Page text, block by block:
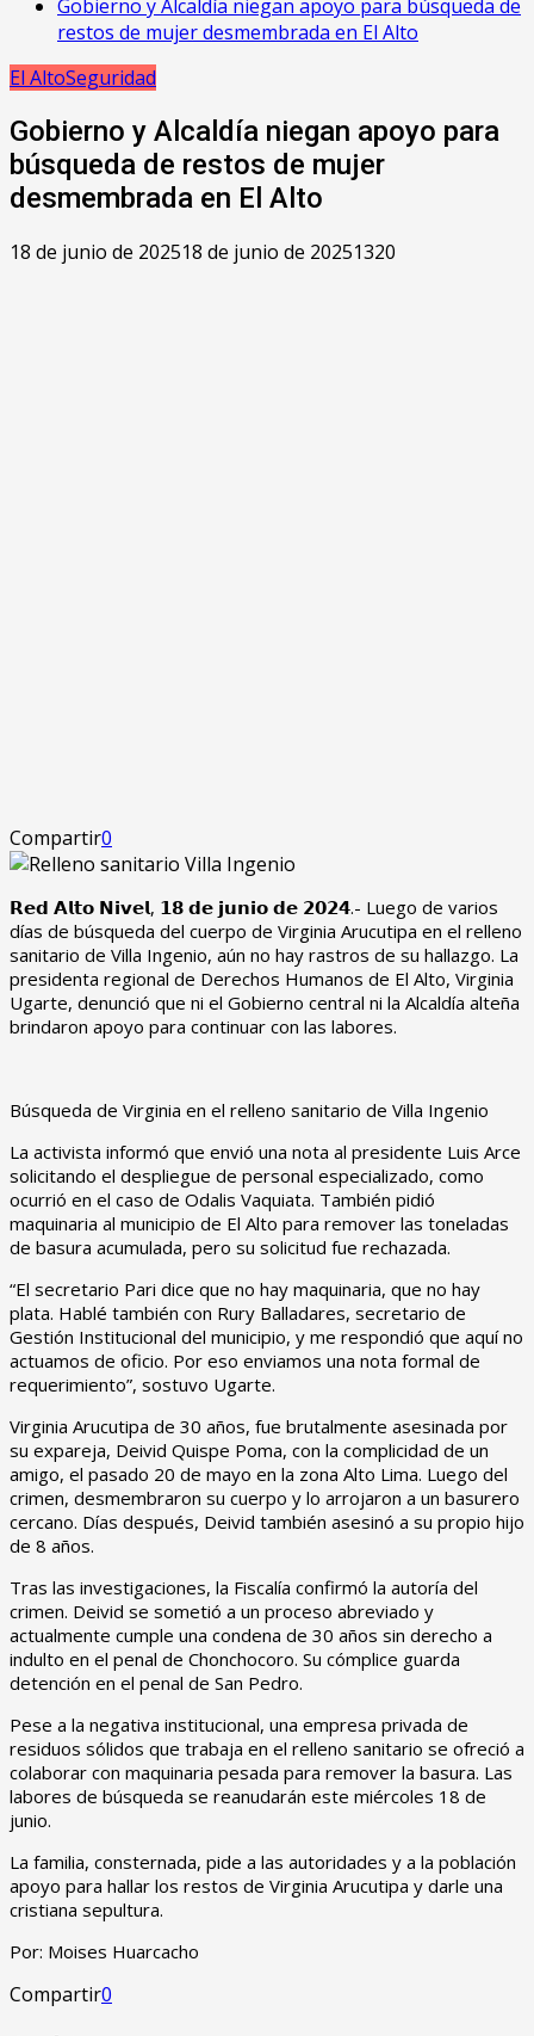
Gobierno y Alcaldía niegan apoyo para búsqueda de
restos de mujer desmembrada en El Alto
El AltoSeguridad
Gobierno y Alcaldía niegan apoyo para
búsqueda de restos de mujer
desmembrada en El Alto
18 de junio de 202518 de junio de 20251320
Compartir0
𝗥𝗲𝗱 𝗔𝗹𝘁𝗼 𝗡𝗶𝘃𝗲𝗹, 𝟭𝟴 𝗱𝗲 𝗷𝘂𝗻𝗶𝗼 𝗱𝗲 𝟮𝟬𝟮𝟰.- Luego de varios
días de búsqueda del cuerpo de Virginia Arucutipa en el relleno
sanitario de Villa Ingenio, aún no hay rastros de su hallazgo. La
presidenta regional de Derechos Humanos de El Alto, Virginia
Ugarte, denunció que ni el Gobierno central ni la Alcaldía alteña
brindaron apoyo para continuar con las labores.
Búsqueda de Virginia en el relleno sanitario de Villa Ingenio
La activista informó que envió una nota al presidente Luis Arce
solicitando el despliegue de personal especializado, como
ocurrió en el caso de Odalis Vaquiata. También pidió
maquinaria al municipio de El Alto para remover las toneladas
de basura acumulada, pero su solicitud fue rechazada.
“El secretario Pari dice que no hay maquinaria, que no hay
plata. Hablé también con Rury Balladares, secretario de
Gestión Institucional del municipio, y me respondió que aquí no
actuamos de oficio. Por eso enviamos una nota formal de
requerimiento”, sostuvo Ugarte.
Virginia Arucutipa de 30 años, fue brutalmente asesinada por
su expareja, Deivid Quispe Poma, con la complicidad de un
amigo, el pasado 20 de mayo en la zona Alto Lima. Luego del
crimen, desmembraron su cuerpo y lo arrojaron a un basurero
cercano. Días después, Deivid también asesinó a su propio hijo
de 8 años.
Tras las investigaciones, la Fiscalía confirmó la autoría del
crimen. Deivid se sometió a un proceso abreviado y
actualmente cumple una condena de 30 años sin derecho a
indulto en el penal de Chonchocoro. Su cómplice guarda
detención en el penal de San Pedro.
Pese a la negativa institucional, una empresa privada de
residuos sólidos que trabaja en el relleno sanitario se ofreció a
colaborar con maquinaria pesada para remover la basura. Las
labores de búsqueda se reanudarán este miércoles 18 de
junio.
La familia, consternada, pide a las autoridades y a la población
apoyo para hallar los restos de Virginia Arucutipa y darle una
cristiana sepultura.
Por: Moises Huarcacho
Compartir0